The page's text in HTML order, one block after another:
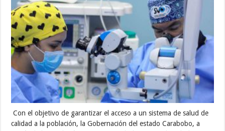
Con el objetivo de garantizar el acceso a un sistema de salud de
calidad a la población, la Gobernación del estado Carabobo, a